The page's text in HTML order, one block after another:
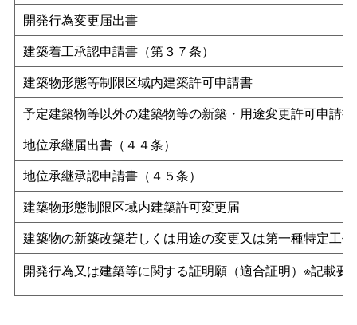
開発行為変更届出書
建築着工承認申請書（第３７条）
建築物形態等制限区域内建築許可申請書
予定建築物等以外の建築物等の新築・用途変更許可申請書
地位承継届出書（４４条）
地位承継承認申請書（４５条）
建築物形態制限区域内建築許可変更届
建築物の新築改築若しくは用途の変更又は第一種特定工
開発行為又は建築等に関する証明願（適合証明）※記載要